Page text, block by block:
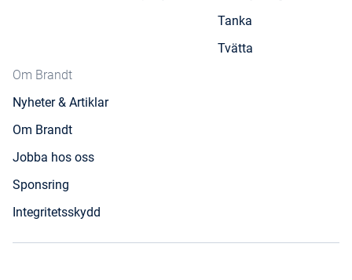
Tanka
Tvätta
Om Brandt
Nyheter & Artiklar
Om Brandt
Jobba hos oss
Sponsring
Integritetsskydd